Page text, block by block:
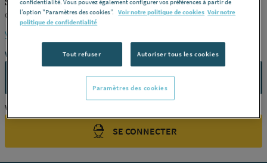
Chromé -Dimensions1/2" (15 x 21 mm) x 3/8" (12 x 17 mm)
Voir la description complète
Vous avez un projet ?
CONTACTEZ-NOUS
Vous êtes un professionnel ?
SE CONNECTER
confidentialité. Vous pouvez également configurer vos préférences à partir de
l’option "Paramètres des cookies”. Voir notre politique de cookies Voir notre
politique de confidentialité
Tout refuser Autoriser tous les cookies
Paramètres des cookies